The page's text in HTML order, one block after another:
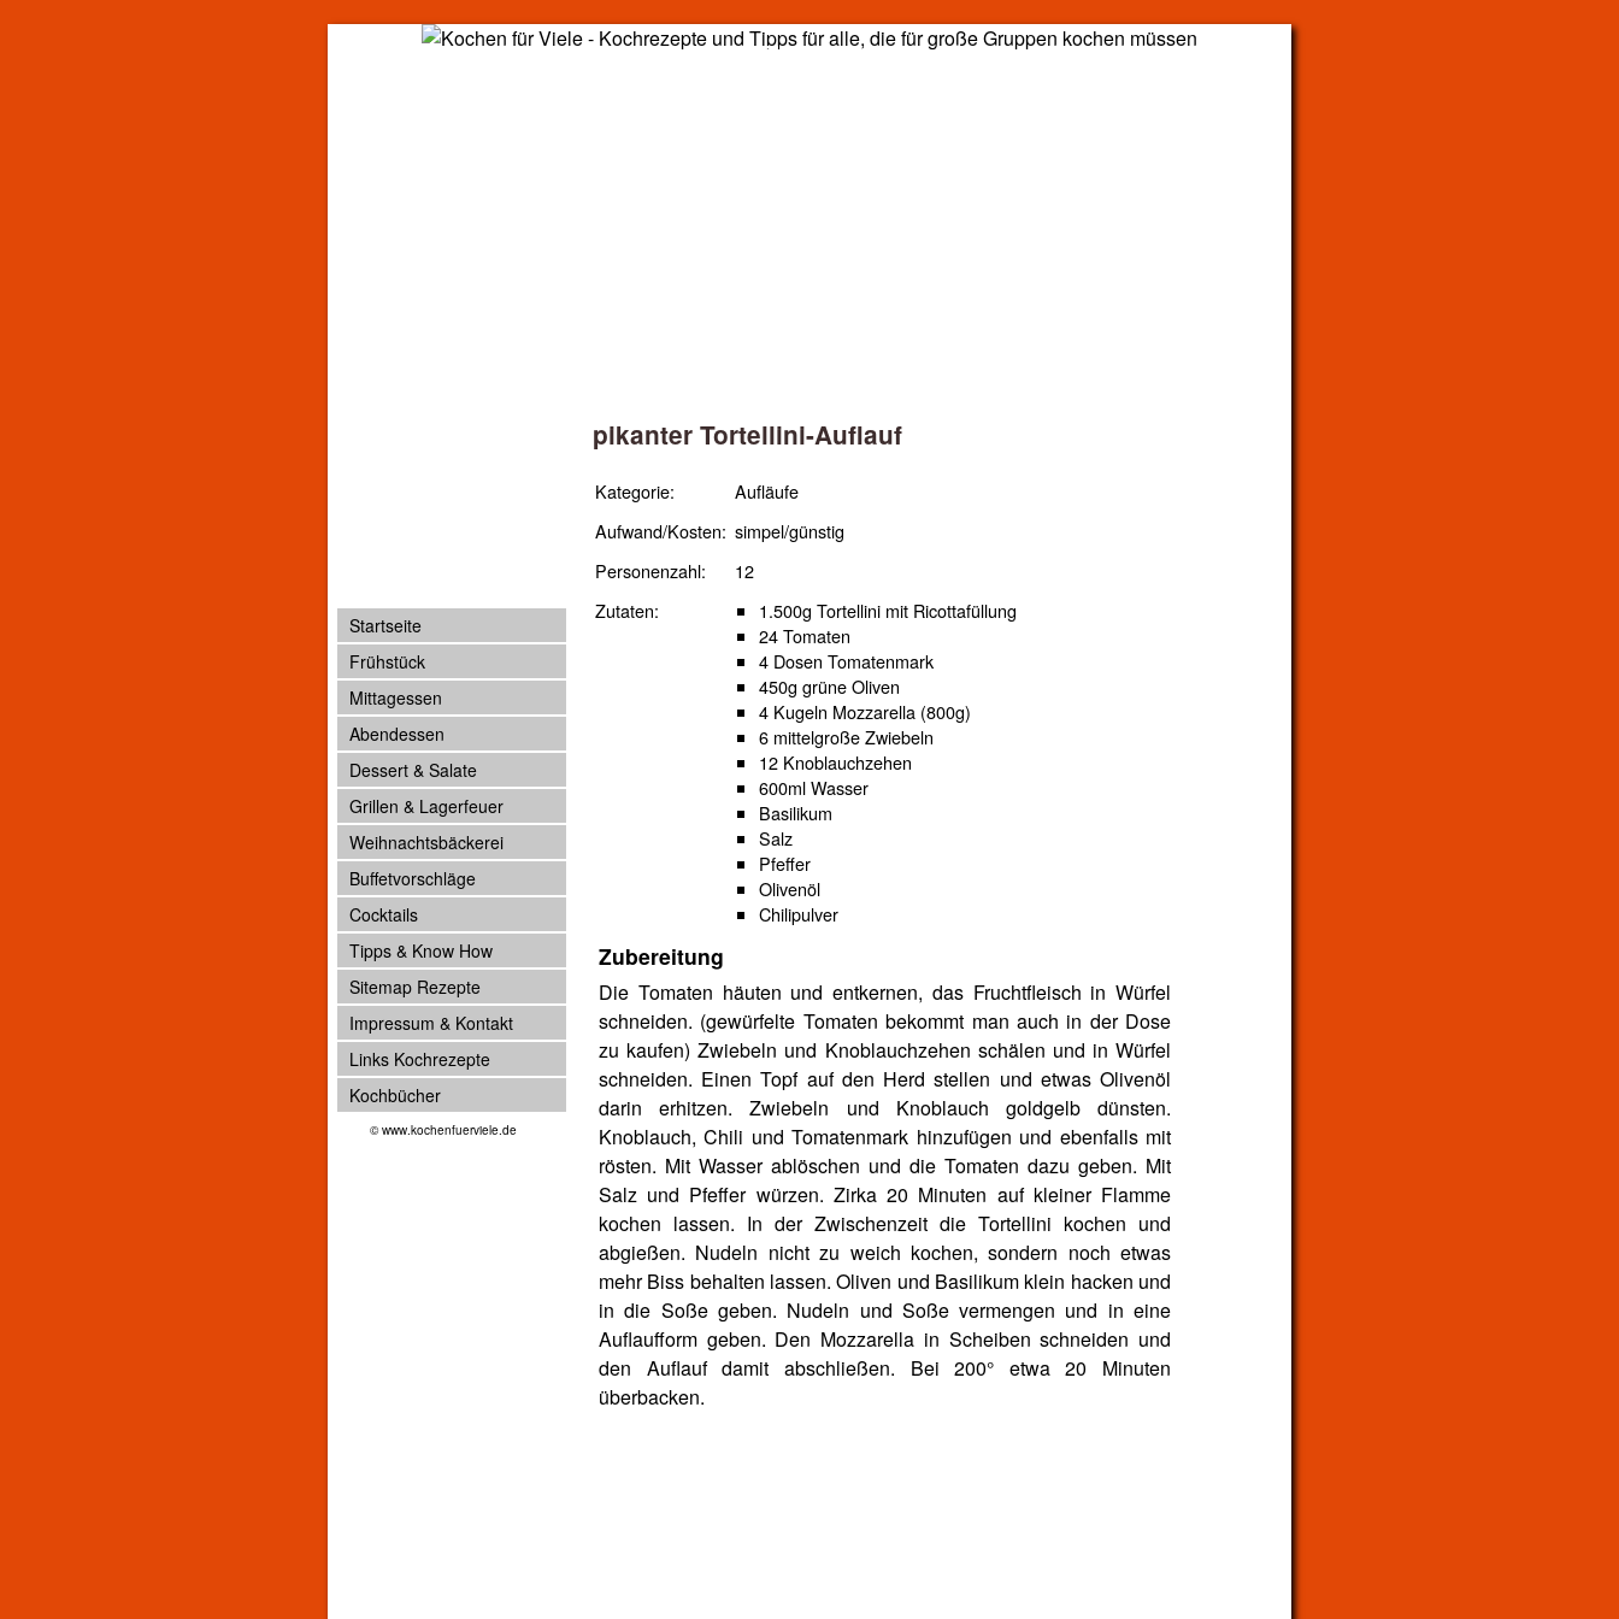
Kochen für Viele - Kochrezepte und Tipps
pikanter Tortellini-Auflauf
Kategorie:
Aufläufe
Aufwand/Kosten: simpel/günstig
Personenzahl:
12
Zutaten:
1.500g Tortellini mit Ricottafüllung
24 Tomaten
4 Dosen Tomatenmark
450g grüne Oliven
4 Kugeln Mozzarella (800g)
6 mittelgroße Zwiebeln
12 Knoblauchzehen
600ml Wasser
Basilikum
Salz
Pfeffer
Olivenöl
Chilipulver
Zubereitung
Die Tomaten häuten und entkernen, das Fruchtfleisch in Würfel
schneiden. (gewürfelte Tomaten bekommt man auch in der Dose
zu kaufen) Zwiebeln und Knoblauchzehen schälen und in Würfel
schneiden. Einen Topf auf den Herd stellen und etwas Olivenöl
darin erhitzen. Zwiebeln und Knoblauch goldgelb dünsten.
Knoblauch, Chili und Tomatenmark hinzufügen und ebenfalls mit
rösten. Mit Wasser ablöschen und die Tomaten dazu geben. Mit
Salz und Pfeffer würzen. Zirka 20 Minuten auf kleiner Flamme
kochen lassen. In der Zwischenzeit die Tortellini kochen und
abgießen. Nudeln nicht zu weich kochen, sondern noch etwas
mehr Biss behalten lassen. Oliven und Basilikum klein hacken und
in die Soße geben. Nudeln und Soße vermengen und in eine
Auflaufform geben. Den Mozzarella in Scheiben schneiden und
den Auflauf damit abschließen. Bei 200° etwa 20 Minuten
überbacken.
Startseite
Frühstück
Mittagessen
Abendessen
Dessert & Salate
Grillen & Lagerfeuer
Weihnachtsbäckerei
Buffetvorschläge
Cocktails
Tipps & Know How
Sitemap Rezepte
Impressum & Kontakt
Links Kochrezepte
Kochbücher
© www.kochenfuerviele.de